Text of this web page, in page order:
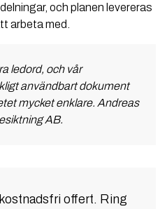
och planen levereras
arbeta med.
ledord, och vår
användbart dokument
mycket enklare. Andreas
AB.
offert. Ring